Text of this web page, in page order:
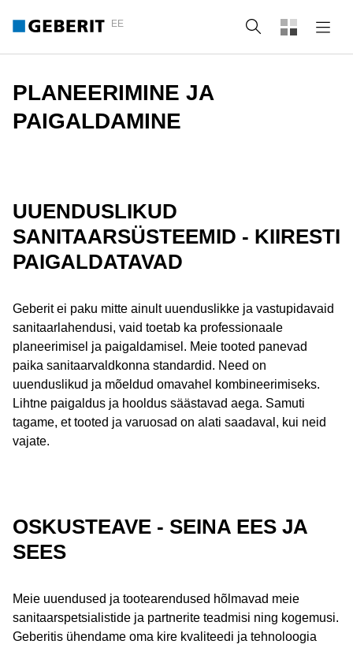
EE Otsing
PLANEERIMINE JA
PAIGALDAMINE
UUENDUSLIKUD
SANITAARSÜSTEEMID - KIIRESTI
PAIGALDATAVAD
Geberit ei paku mitte ainult uuenduslikke ja vastupidavaid
sanitaarlahendusi, vaid toetab ka professionaale
planeerimisel ja paigaldamisel. Meie tooted panevad
paika sanitaarvaldkonna standardid. Need on
uuenduslikud ja mõeldud omavahel kombineerimiseks.
Lihtne paigaldus ja hooldus säästavad aega. Samuti
tagame, et tooted ja varuosad on alati saadaval, kui neid
vajate.
OSKUSTEAVE - SEINA EES JA
SEES
Meie uuendused ja tootearendused hõlmavad meie
sanitaarspetsialistide ja partnerite teadmisi ning kogemusi.
Geberitis ühendame oma kire kvaliteedi ja tehnoloogia